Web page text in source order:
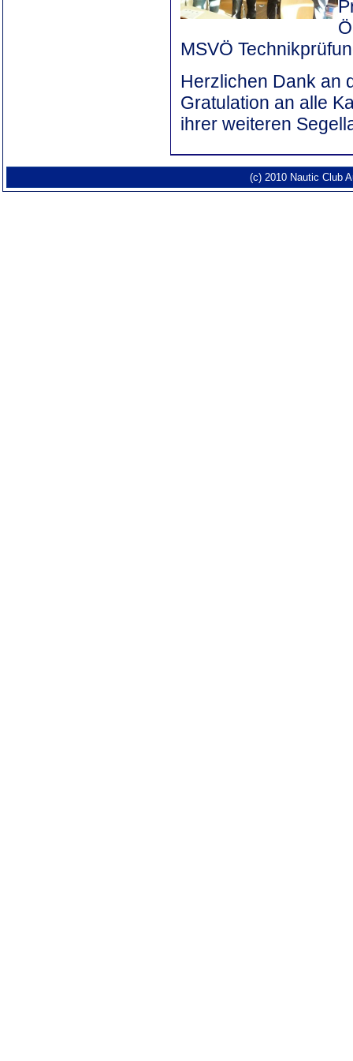
MSVÖ
Herzlichen Dank an
Gratulation an alle
ihrer weiteren
(c) 2010 Nautic Club